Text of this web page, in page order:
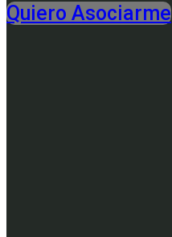
Quiero Asociarme